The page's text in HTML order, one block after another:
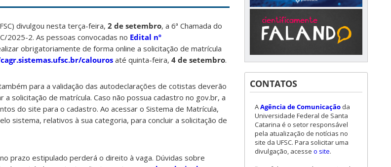
divulgou nesta terça-feira, 2 de setembro, a 6ª Chamada do
2025-2. As pessoas convocadas no Edital nº
obrigatoriamente de forma online a solicitação de matrícula
calouros até quinta-feira, 4 de setembro.
para a validação das autodeclarações de cotistas deverão
solicitação de matrícula. Caso não possua cadastro no gov.br, a
do site para o cadastro. Ao acessar o Sistema de Matrícula,
sistema, relativos à sua categoria, para concluir a solicitação de
prazo estipulado perderá o direito à vaga. Dúvidas sobre
CONTATOS
AAgência de Comunicação da
Universidade Federal de Santa
Catarina é o setor responsável
pela atualização de notícias no
site da UFSC. Para solicitar uma
divulgação, acesse o site.